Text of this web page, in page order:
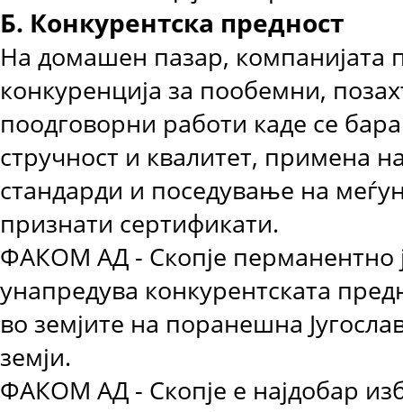
Б. Конкурентска предност
На домашен пазар, компанијата
конкуренција за пообемни,
поодговорни работи каде се
стручност и квалитет, примена
стандарди и поседување на
признати сертификати.
ФАКОМ АД - Скопје перманентно
унапредува конкурентската
во земјите на поранешна
земји.
ФАКОМ АД - Скопје е најдобар